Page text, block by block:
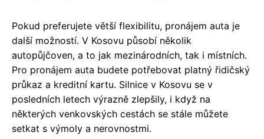
Pokud preferujete větší flexibilitu, pronájem auta je
další možností. V Kosovu působí několik
autopůjčoven, a to jak mezinárodních, tak i místních.
Pro pronájem auta budete potřebovat platný řidičský
průkaz a kreditní kartu. Silnice v Kosovu se v
posledních letech výrazně zlepšily, i když na
některých venkovských cestách se stále můžete
setkat s výmoly a nerovnostmi.